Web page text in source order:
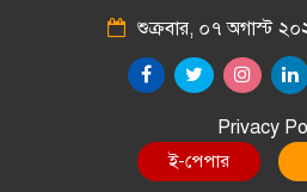
শুক্রবার, ০৭ অগাস্ট
Privacy
E-Paper